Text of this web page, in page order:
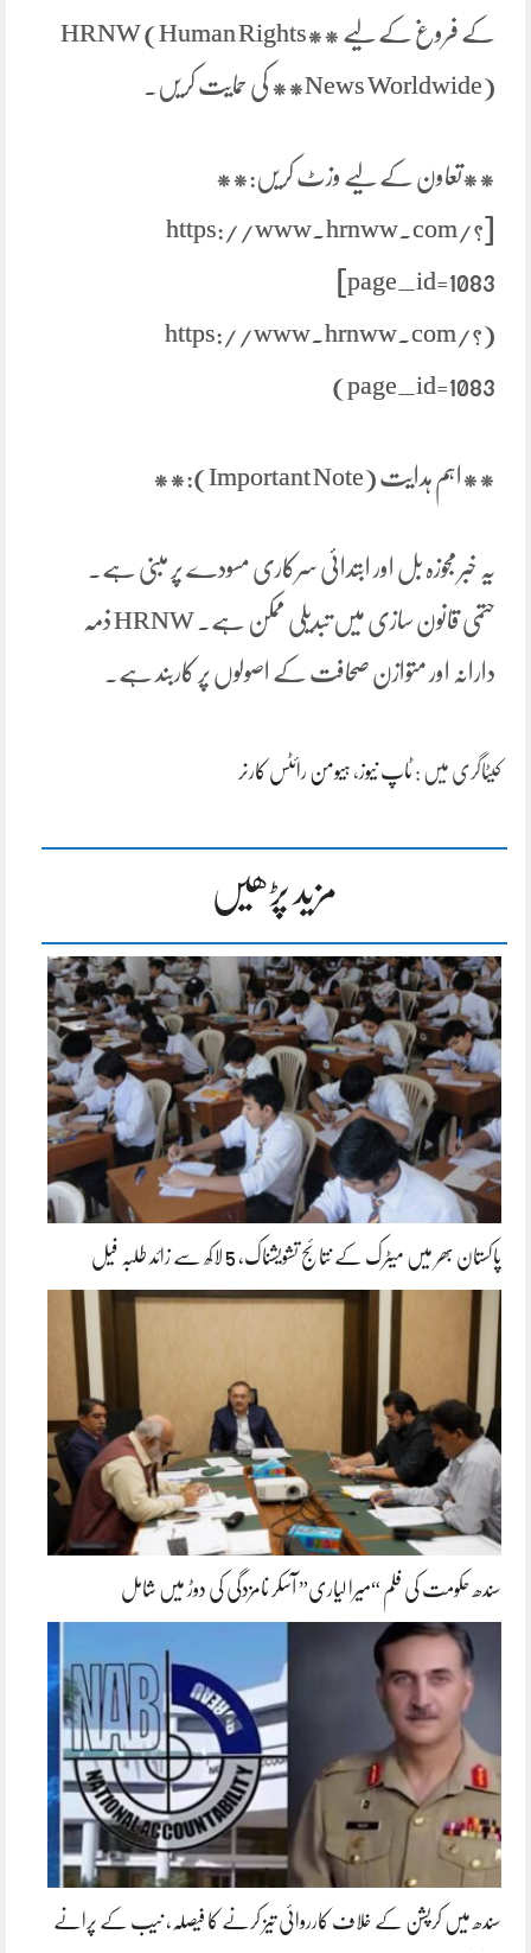
کے فروغ کے لیے **HRNW (Human Rights
News Worldwide)** کی حمایت کریں۔
**تعاون کے لیے وزٹ کریں:**
[https://www.hrnww.com/?
(https://www.hrnww.com/?
page_id=1083)
**اہم ہدایت (Important Note):**
یہ خبر مجوزہ بل اور ابتدائی سرکاری مسودے پر مبنی ہے۔
حتمی قانون سازی میں تبدیلی ممکن ہے۔ HRNW ذمہ
دارانہ اور متوازن صحافت کے اصولوں پر کاربند ہے۔
کیٹاگری میں : ٹاپ نیوز ، ہیومن رائٹس کارنر
مزید پڑھیں
پاکستان بھر میں میٹرک کے نتائج تشویشناک، 5 لاکھ سے زائد طلبہ فیل
سندھ حکومت کی فلم “میرا لیاری” آسکر نامزدگی کی دوڑ میں شامل
سندھ میں کرپشن کے خلاف کارروائی تیز کرنے کا فیصلہ، نیب کے پرانے